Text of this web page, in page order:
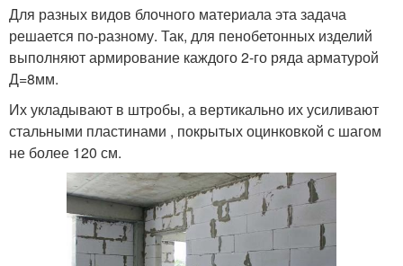
Для разных видов блочного материала эта задача
решается по-разному. Так, для пенобетонных изделий
выполняют армирование каждого 2-го ряда арматурой
Д=8мм.
Их укладывают в штробы, а вертикально их усиливают
стальными пластинами , покрытых оцинковкой с шагом
не более 120 см.